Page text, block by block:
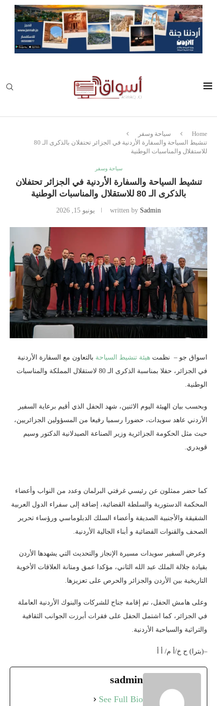
Home
سياحة وسفر
تنشيط السياحة والسفارة الأردنية في الجزائر تحتفلان بالذكرى الـ 80
للاستقلال والمناسبات الوطنية
سياحة وسفر
تنشيط السياحة والسفارة الأردنية في الجزائر تحتفلان
بالذكرى الـ 80 للاستقلال والمناسبات الوطنية
written by Sadmin يونيو 15, 2026
اسواق جو – نظمت هيئة تنشيط السياحة بالتعاون مع السفارة الأردنية
في الجزائر، حفلا بمناسبة الذكرى الـ 80 لاستقلال المملكة والمناسبات
الوطنية.
‏وبحسب بيان الهيئة اليوم الاثنين، شهد الحفل الذي أقيم برعاية السفير
الأردني عاهد سويدات، حضورا رسميا رفيعا من المسؤولين الجزائريين،
حيث مثل الحكومة الجزائرية وزير الصناعة الصيدلانية الدكتور وسيم
قويدري.
كما حضر ممثلون عن رئيسي غرفتي البرلمان وعدد من النواب وأعضاء
المحكمة الدستورية والسلطة القضائية، إضافة إلى سفراء الدول العربية
الشقيقة والأجنبية الصديقة وأعضاء السلك الدبلوماسي ورؤساء تحرير
الصحف والقنوات الفضائية و أبناء الجالية الأردنية.
‏ وعرض السفير سويدات مسيرة الإنجاز والتحديث التي يشهدها الأردن
بقيادة جلالة الملك عبد الله الثاني، مؤكدا عمق ومتانة العلاقات الأخوية
التاريخية بين الأردن والجزائر والحرص على تعزيزها.
‏‏وعلى هامش الحفل، تم إقامة جناح للشركات والبنوك الأردنية العاملة
في الجزائر، كما اشتمل الحفل على فقرات أبرزت الجوانب الثقافية
والتراثية والسياحية الأردنية.
–(بترا) ح خ/أ م/ أ أ
sadmin
See Full Bio